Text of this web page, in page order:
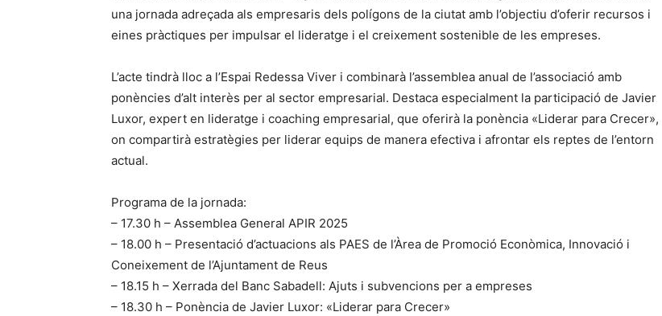
una jornada adreçada als empresaris dels polígons de la ciutat amb l’objectiu d’oferir recursos i
eines pràctiques per impulsar el lideratge i el creixement sostenible de les empreses.
L’acte tindrà lloc a l’Espai Redessa Viver i combinarà l’assemblea anual de l’associació amb
ponències d’alt interès per al sector empresarial. Destaca especialment la participació de Javier
Luxor, expert en lideratge i coaching empresarial, que oferirà la ponència «Liderar para Crecer»,
on compartirà estratègies per liderar equips de manera efectiva i afrontar els reptes de l’entorn
actual.
Programa de la jornada:
– 17.30 h – Assemblea General APIR 2025
– 18.00 h – Presentació d’actuacions als PAES de l’Àrea de Promoció Econòmica, Innovació i
Coneixement de l’Ajuntament de Reus
– 18.15 h – Xerrada del Banc Sabadell: Ajuts i subvencions per a empreses
– 18.30 h – Ponència de Javier Luxor: «Liderar para Crecer»